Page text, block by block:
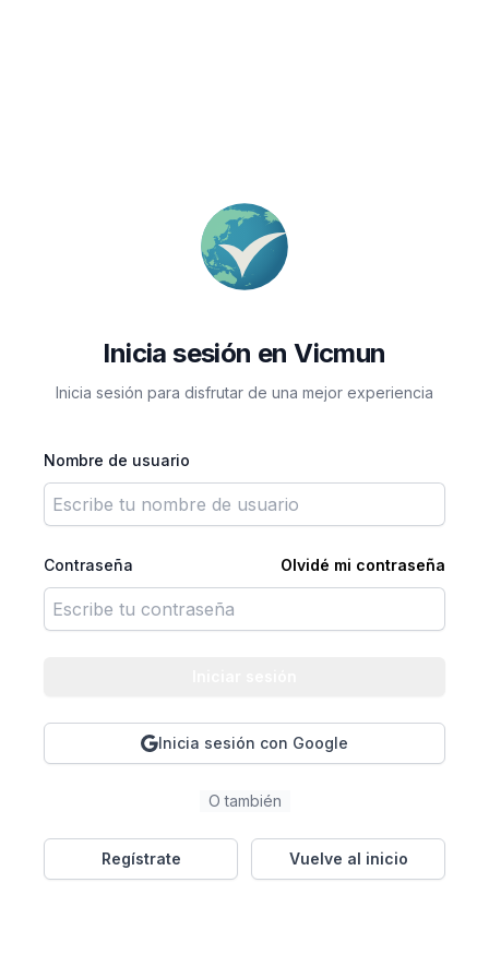
Inicia sesión en Vicmun
Inicia sesión para disfrutar de una mejor experiencia
Nombre de usuario
Contraseña Olvidé mi contraseña
Inicia sesión con Google
O también
Regístrate Vuelve al inicio